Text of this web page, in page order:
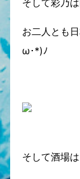
そして彩乃
お二人とも
ω･*)ﾉ
そして酒場は